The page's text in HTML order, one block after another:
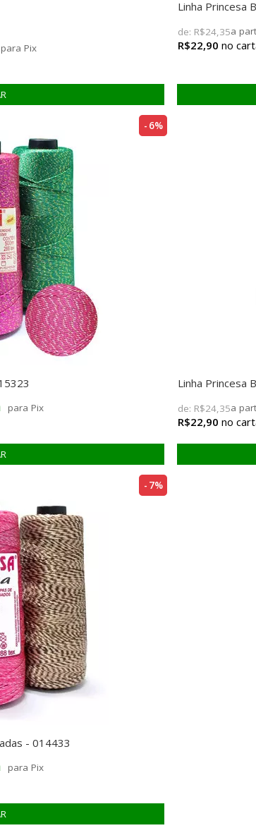
para Pix
Linha Princesa
de: R$24,35
R$22,90
para Pix
6%
Linha Princesa
de: R$24,35
R$22,90
- 014433
para Pix
7%